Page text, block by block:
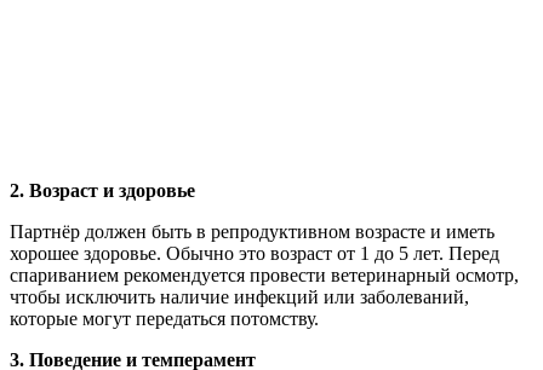
2. Возраст и здоровье
Партнёр должен быть в репродуктивном возрасте и иметь
хорошее здоровье. Обычно это возраст от 1 до 5 лет. Перед
спариванием рекомендуется провести ветеринарный осмотр,
чтобы исключить наличие инфекций или заболеваний,
которые могут передаться потомству.
3. Поведение и темперамент